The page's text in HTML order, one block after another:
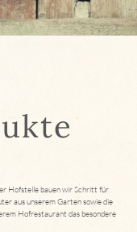
Hofstelle bauen wir Schritt für
aus unserem Garten sowie die
Hofrestaurant das besondere